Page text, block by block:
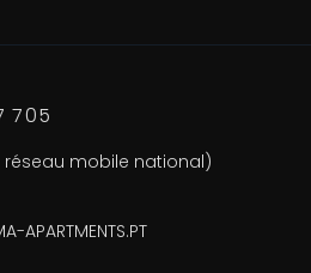
705
réseau mobile national)
APARTMENTS.PT